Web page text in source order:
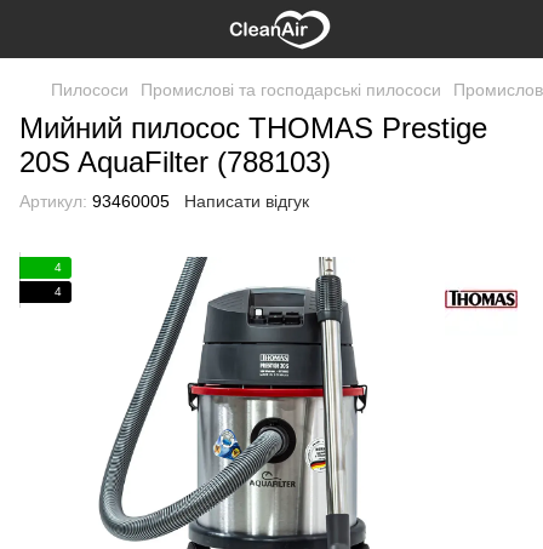
Пилососи Промислові та господарські пилососи
Мийний пилосос THOMAS Prestige
20S AquaFilter (788103)
Артикул: 93460005 Написати відгук
4
4